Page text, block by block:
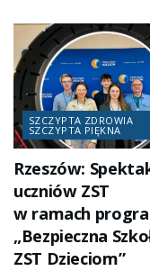
SZCZYPTA ZDROWIA
SZCZYPTA PIĘKNA
Rzeszów:
uczniów ZST
w ramach
„Bezpieczna
ZST Dzieciom”